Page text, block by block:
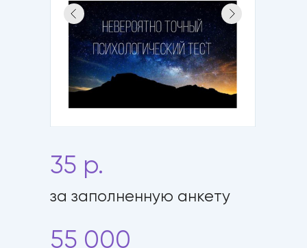
55 000
35 р.
за заполненную анкету